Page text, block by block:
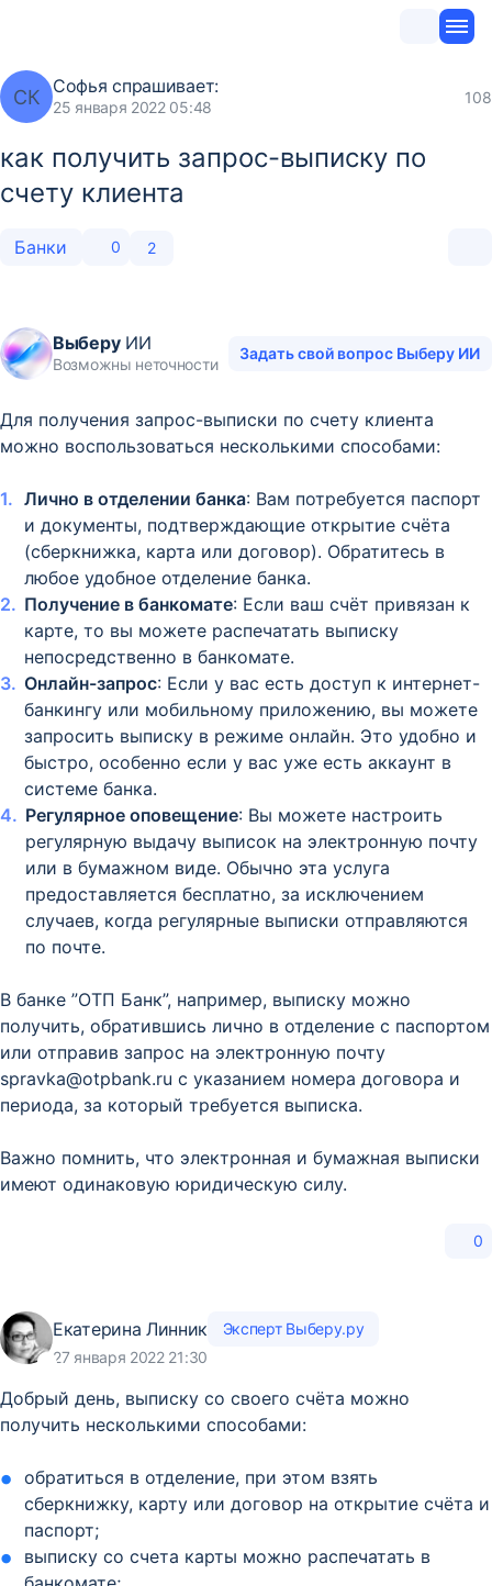
СК Софья спрашивает:
25 января 2022 05:48
108
как получить запрос-выписку по
счету клиента
Банки 0 2
ВыберуИИ
Возможны неточности
Задать свой вопрос Выберу ИИ
Для получения запрос-выписки по счету клиента
можно воспользоваться несколькими способами:
Лично в отделении банка: Вам потребуется паспорт
и документы, подтверждающие открытие счёта
(сберкнижка, карта или договор). Обратитесь в
любое удобное отделение банка.
Получение в банкомате: Если ваш счёт привязан к
карте, то вы можете распечатать выписку
непосредственно в банкомате.
Онлайн-запрос: Если у вас есть доступ к интернет-
банкингу или мобильному приложению, вы можете
запросить выписку в режиме онлайн. Это удобно и
быстро, особенно если у вас уже есть аккаунт в
системе банка.
Регулярное оповещение: Вы можете настроить
регулярную выдачу выписок на электронную почту
или в бумажном виде. Обычно эта услуга
предоставляется бесплатно, за исключением
случаев, когда регулярные выписки отправляются
по почте.
В банке ”ОТП Банк”, например, выписку можно
получить, обратившись лично в отделение с паспортом
или отправив запрос на электронную почту
spravka@otpbank.ru с указанием номера договора и
периода, за который требуется выписка.
Важно помнить, что электронная и бумажная выписки
имеют одинаковую юридическую силу.
0
Екатерина Линник
Эксперт Выберу.ру
27 января 2022 21:30
Добрый день, выписку со своего счёта можно
получить несколькими способами:
обратиться в отделение, при этом взять
сберкнижку, карту или договор на открытие счёта и
паспорт;
выписку со счета карты можно распечатать в